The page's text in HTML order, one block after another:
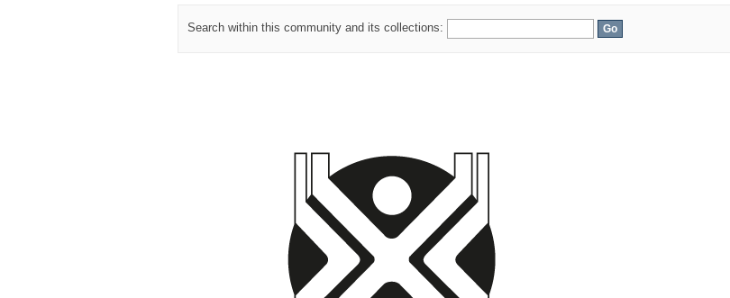
Search within this community and its collections: